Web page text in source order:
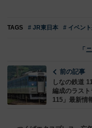
TAGS # JR東日本 # イベン
「
前の記事
しなの鉄道
編成のラス
115」最新情